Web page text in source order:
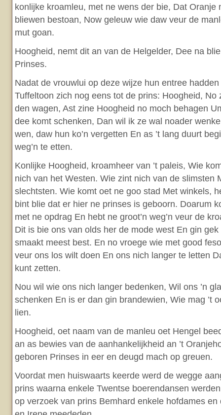
konlijke kroamleu, met ne wens der bie, Dat Oranje
bliewen bestoan, Now geleuw wie daw veur de
mut goan.
Hoogheid, nemt dit an van de Helgelder, Dee na
Prinses.
Nadat de vrouwlui op deze wijze hun entree
Tuffeltoon zich nog eens tot de prins: Hoogheid, No
den wagen, Ast zine Hoogheid no moch behagen
dee komt schenken, Dan wil ik ze wal noader
wen, daw hun ko’n vergetten En as ’t lang duurt
weg’n te etten.
Konlijke Hoogheid, kroamheer van ’t paleis, Wie
nich van het Westen. Wie zint nich van de slimsten
slechtsten. Wie komt oet ne goo stad Met winkels,
bint blie dat er hier ne prinses is geboorn. Doarum
met ne opdrag En hebt ne groot’n weg’n veur de
Dit is bie ons van olds her de mode west En gin
smaakt meest best. En no vroege wie met good
veur ons los wilt doen En ons nich langer te letten
kunt zetten.
Nou wil wie ons nich langer bedenken, Wil ons ’n
schenken En is er dan gin brandewien, Wie mag ’t
lien.
Hoogheid, oet naam van de manleu oet Hengel
an as bewies van de aanhankelijkheid an ’t
geboren Prinses in eer en deugd mach op greuen.
Voordat men huiswaarts keerde werd de wegge
prins waarna enkele Twentse boerendansen
op verzoek van prins Bemhard enkele hofdames